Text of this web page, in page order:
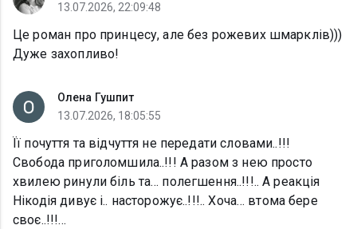
13.07.2026, 22:09:48
Це роман про принцесу, але без рожевих шмарклів)))
Дуже захопливо!
Олена Гушпит
13.07.2026, 18:05:55
Її почуття та відчуття не передати словами..!!!
Свобода приголомшила..!!! А разом з нею просто
хвилею ринули біль та… полегшення..!!!.. А реакція
Нікодія дивує і.. насторожує..!!!.. Хоча… втома бере
своє..!!!…